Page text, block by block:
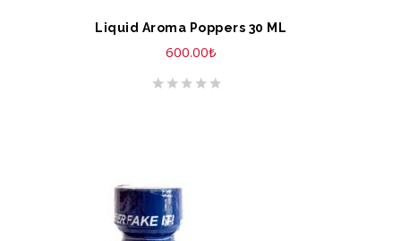
Liquid Aroma Poppers 30 ML
600.00₺